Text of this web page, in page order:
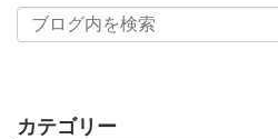
カテゴリー